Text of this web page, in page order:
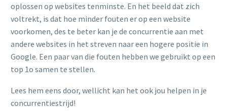
oplossen op websites tenminste. En het beeld dat zich
voltrekt, is dat hoe minder fouten er op een website
voorkomen, des te beter kan je de concurrentie aan met
andere websites in het streven naar een hogere positie in
Google. Een paar van die fouten hebben we gebruikt op een
top 1o samen te stellen.
Lees hem eens door, wellicht kan het ook jou helpen in je
concurrentiestrijd!